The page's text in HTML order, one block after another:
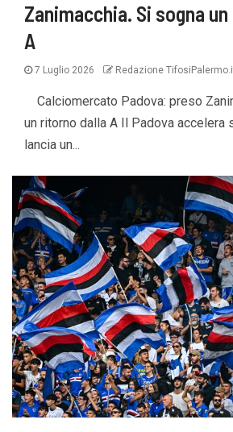
Zanimacchia. Si sogna
A
7 Luglio 2026 Redazione
Calciomercato Padova: preso
un ritorno dalla A Il Padova accelera
lancia un...